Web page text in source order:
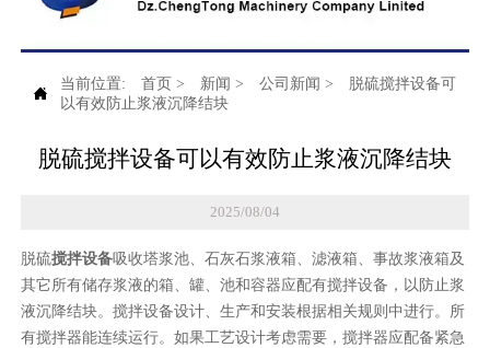

当前位置: 首页 > 新闻 > 公司新闻 >
脱硫搅拌设备可
以有效防止浆液沉降结块
脱硫搅拌设备可以有效防止浆液沉降结块
2025/08/04
脱硫搅拌设备吸收塔浆池、石灰石浆液箱、滤液箱、事故浆液箱及
其它所有储存浆液的箱、罐、池和容器应配有搅拌设备，以防止浆
液沉降结块。搅拌设备设计、生产和安装根据相关规则中进行。所
有搅拌器能连续运行。如果工艺设计考虑需要，搅拌器应配备紧急